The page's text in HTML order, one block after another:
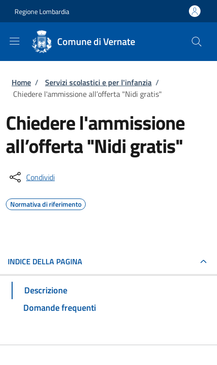
Regione Lombardia
Comune di Vernate
Briciole di pane
Home / Servizi scolastici e per l'infanzia /
Chiedere l'ammissione all’offerta "Nidi gratis"
Chiedere l'ammissione
all’offerta "Nidi gratis"
Condividi
Normativa di riferimento
INDICE DELLA PAGINA
Descrizione
Domande frequenti